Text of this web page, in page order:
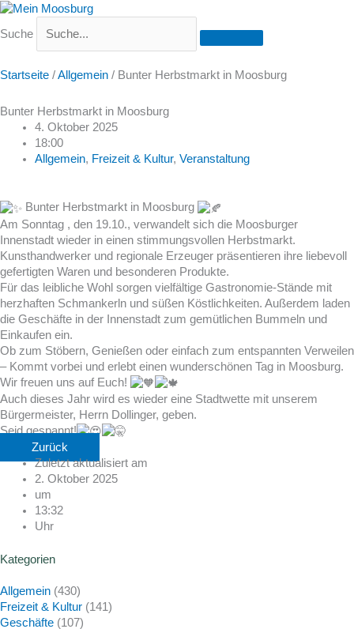
Suche
Startseite /Allgemein / Bunter Herbstmarkt in Moosburg
Bunter Herbstmarkt in Moosburg
4. Oktober 2025
18:00
Allgemein, Freizeit & Kultur, Veranstaltung
Bunter Herbstmarkt in Moosburg
Am Sonntag , den 19.10., verwandelt sich die Moosburger
Innenstadt wieder in einen stimmungsvollen Herbstmarkt.
Kunsthandwerker und regionale Erzeuger präsentieren ihre liebevoll
gefertigten Waren und besonderen Produkte.
Für das leibliche Wohl sorgen vielfältige Gastronomie-Stände mit
herzhaften Schmankerln und süßen Köstlichkeiten. Außerdem laden
die Geschäfte in der Innenstadt zum gemütlichen Bummeln und
Einkaufen ein.
Ob zum Stöbern, Genießen oder einfach zum entspannten Verweilen
– Kommt vorbei und erlebt einen wunderschönen Tag in Moosburg.
Wir freuen uns auf Euch!
Auch dieses Jahr wird es wieder eine Stadtwette mit unserem
Bürgermeister, Herrn Dollinger, geben.
Seid gespannt!
Zurück
Zuletzt aktualisiert am
2. Oktober 2025
um
13:32
Uhr
Kategorien
Allgemein (430)
Freizeit & Kultur (141)
Geschäfte (107)